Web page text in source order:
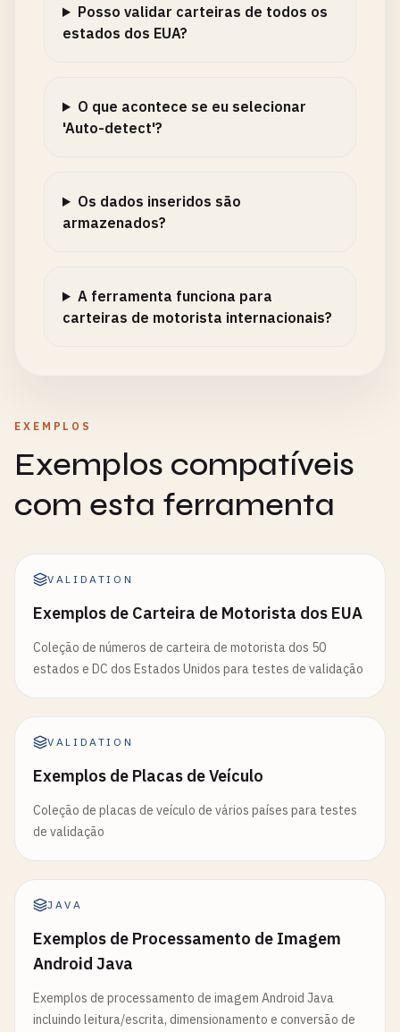
Posso validar carteiras de todos os
estados dos EUA?
O que acontece se eu selecionar
'Auto-detect'?
Os dados inseridos são
armazenados?
A ferramenta funciona para
carteiras de motorista internacionais?
EXEMPLOS
Exemplos compatíveis
com esta ferramenta
VALIDATION
Exemplos de Carteira de Motorista dos EUA
Coleção de números de carteira de motorista dos 50
estados e DC dos Estados Unidos para testes de validação
VALIDATION
Exemplos de Placas de Veículo
Coleção de placas de veículo de vários países para testes
de validação
JAVA
Exemplos de Processamento de Imagem
Android Java
Exemplos de processamento de imagem Android Java
incluindo leitura/escrita, dimensionamento e conversão de